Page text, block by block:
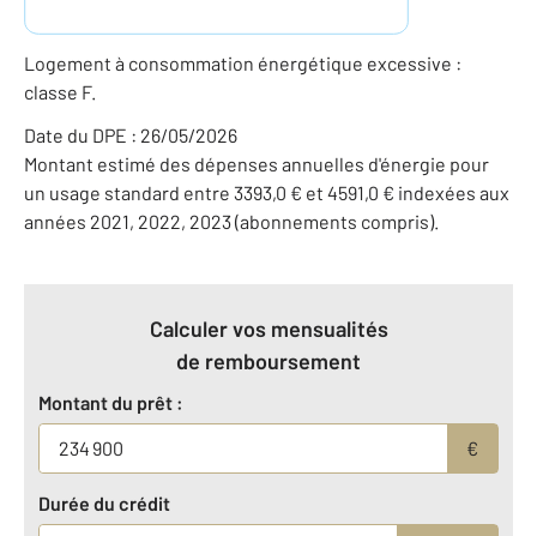
Logement à consommation énergétique excessive :
classe F.
Date du DPE : 26/05/2026
Montant estimé des dépenses annuelles d'énergie pour
un usage standard entre 3393,0 € et 4591,0 € indexées aux
années 2021, 2022, 2023 (abonnements compris).
Calculer vos mensualités
de remboursement
Montant du prêt :
€
Durée du crédit